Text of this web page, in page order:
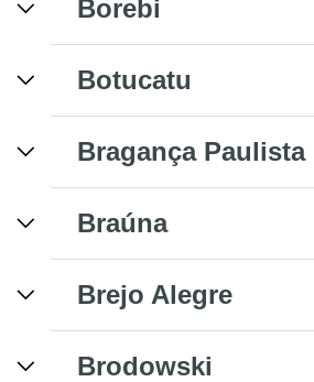
Borebi
Botucatu
Bragança Paulista
Braúna
Brejo Alegre
Brodowski